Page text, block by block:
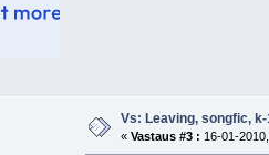
Vs: Leaving, songfic, k-
«Vastaus #3 : 16-01-